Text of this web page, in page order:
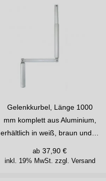
Gelenkkurbel, Länge 1000
mm komplett aus Aluminium,
erhältlich in weiß, braun und…
inkl. 19% MwSt. zzgl. Versand
ab 37,90 €